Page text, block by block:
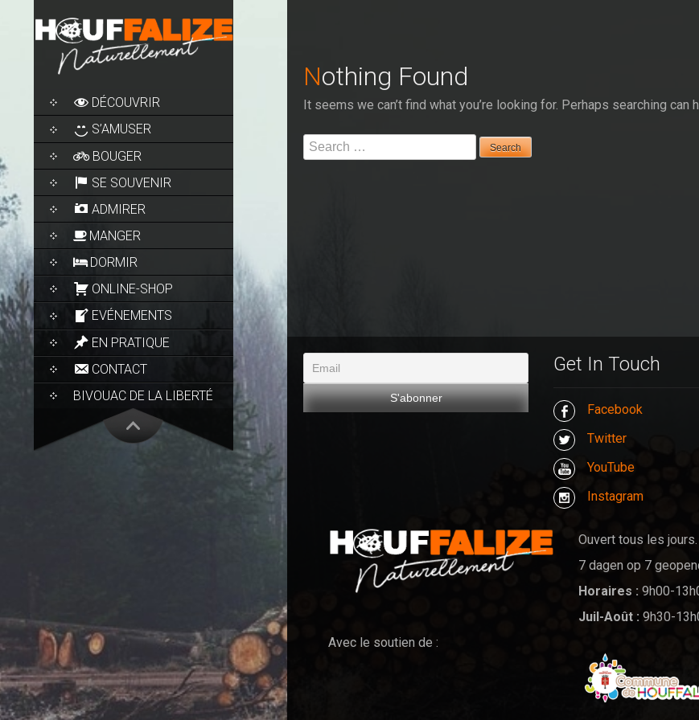
SKIP
TO
CONTENT
DÉCOUVRIR
S’AMUSER
BOUGER
SE SOUVENIR
ADMIRER
MANGER
DORMIR
ONLINE-SHOP
EVÉNEMENTS
EN PRATIQUE
CONTACT
BIVOUAC DE LA LIBERTÉ
Nothing Found
It seems we can’t find what you’re looking for. Perhaps searching can
Search
for:
Get In Touch
Facebook
Twitter
YouTube
Instagram
Ouvert tous les jours.
7 dagen op 7
Horaires : 9h00-
Juil-Août : 9h30-
Avec le soutien de :